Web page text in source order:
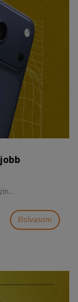
Elolvasom